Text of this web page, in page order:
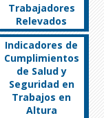
Trabajadores
Relevados
Indicadores de
Cumplimientos
de Salud y
Seguridad en
Trabajos en
Altura